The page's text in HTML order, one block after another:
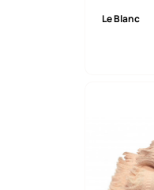
Le Blanc